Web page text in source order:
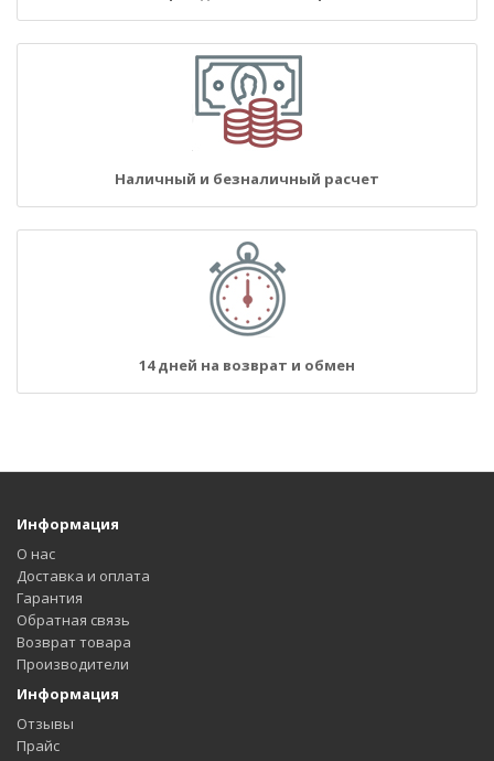
Наличный и безналичный расчет
14 дней на возврат и обмен
Информация
О нас
Доставка и оплата
Гарантия
Обратная связь
Возврат товара
Производители
Информация
Отзывы
Прайс